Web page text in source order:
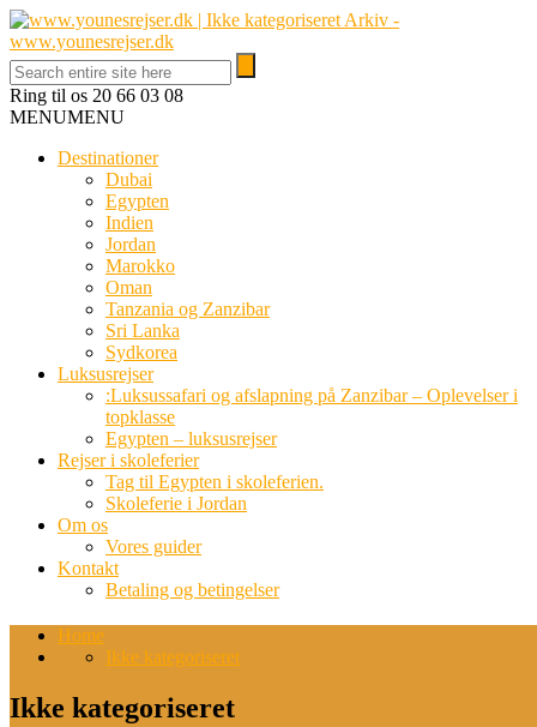
Ring til os 20 66 03 08
MENUMENU
Destinationer
Dubai
Egypten
Indien
Jordan
Marokko
Oman
Tanzania og Zanzibar
Sri Lanka
Sydkorea
Luksusrejser
:Luksussafari og afslapning på Zanzibar – Oplevelser i
topklasse
Egypten – luksusrejser
Rejser i skoleferier
Tag til Egypten i skoleferien.
Skoleferie i Jordan
Om os
Vores guider
Kontakt
Betaling og betingelser
Home
Ikke kategoriseret
Ikke kategoriseret